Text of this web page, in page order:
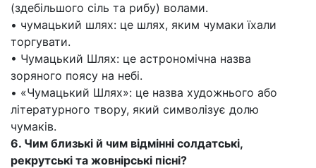
(здебільшого сіль та рибу) волами.
• чумацький шлях: це шлях, яким чумаки їхали
торгувати.
• Чумацький Шлях: це астрономічна назва
зоряного поясу на небі.
• «Чумацький Шлях»: це назва художнього або
літературного твору, який символізує долю
чумаків.
6. Чим близькі й чим відмінні солдатські,
рекрутські та жовнірські пісні?